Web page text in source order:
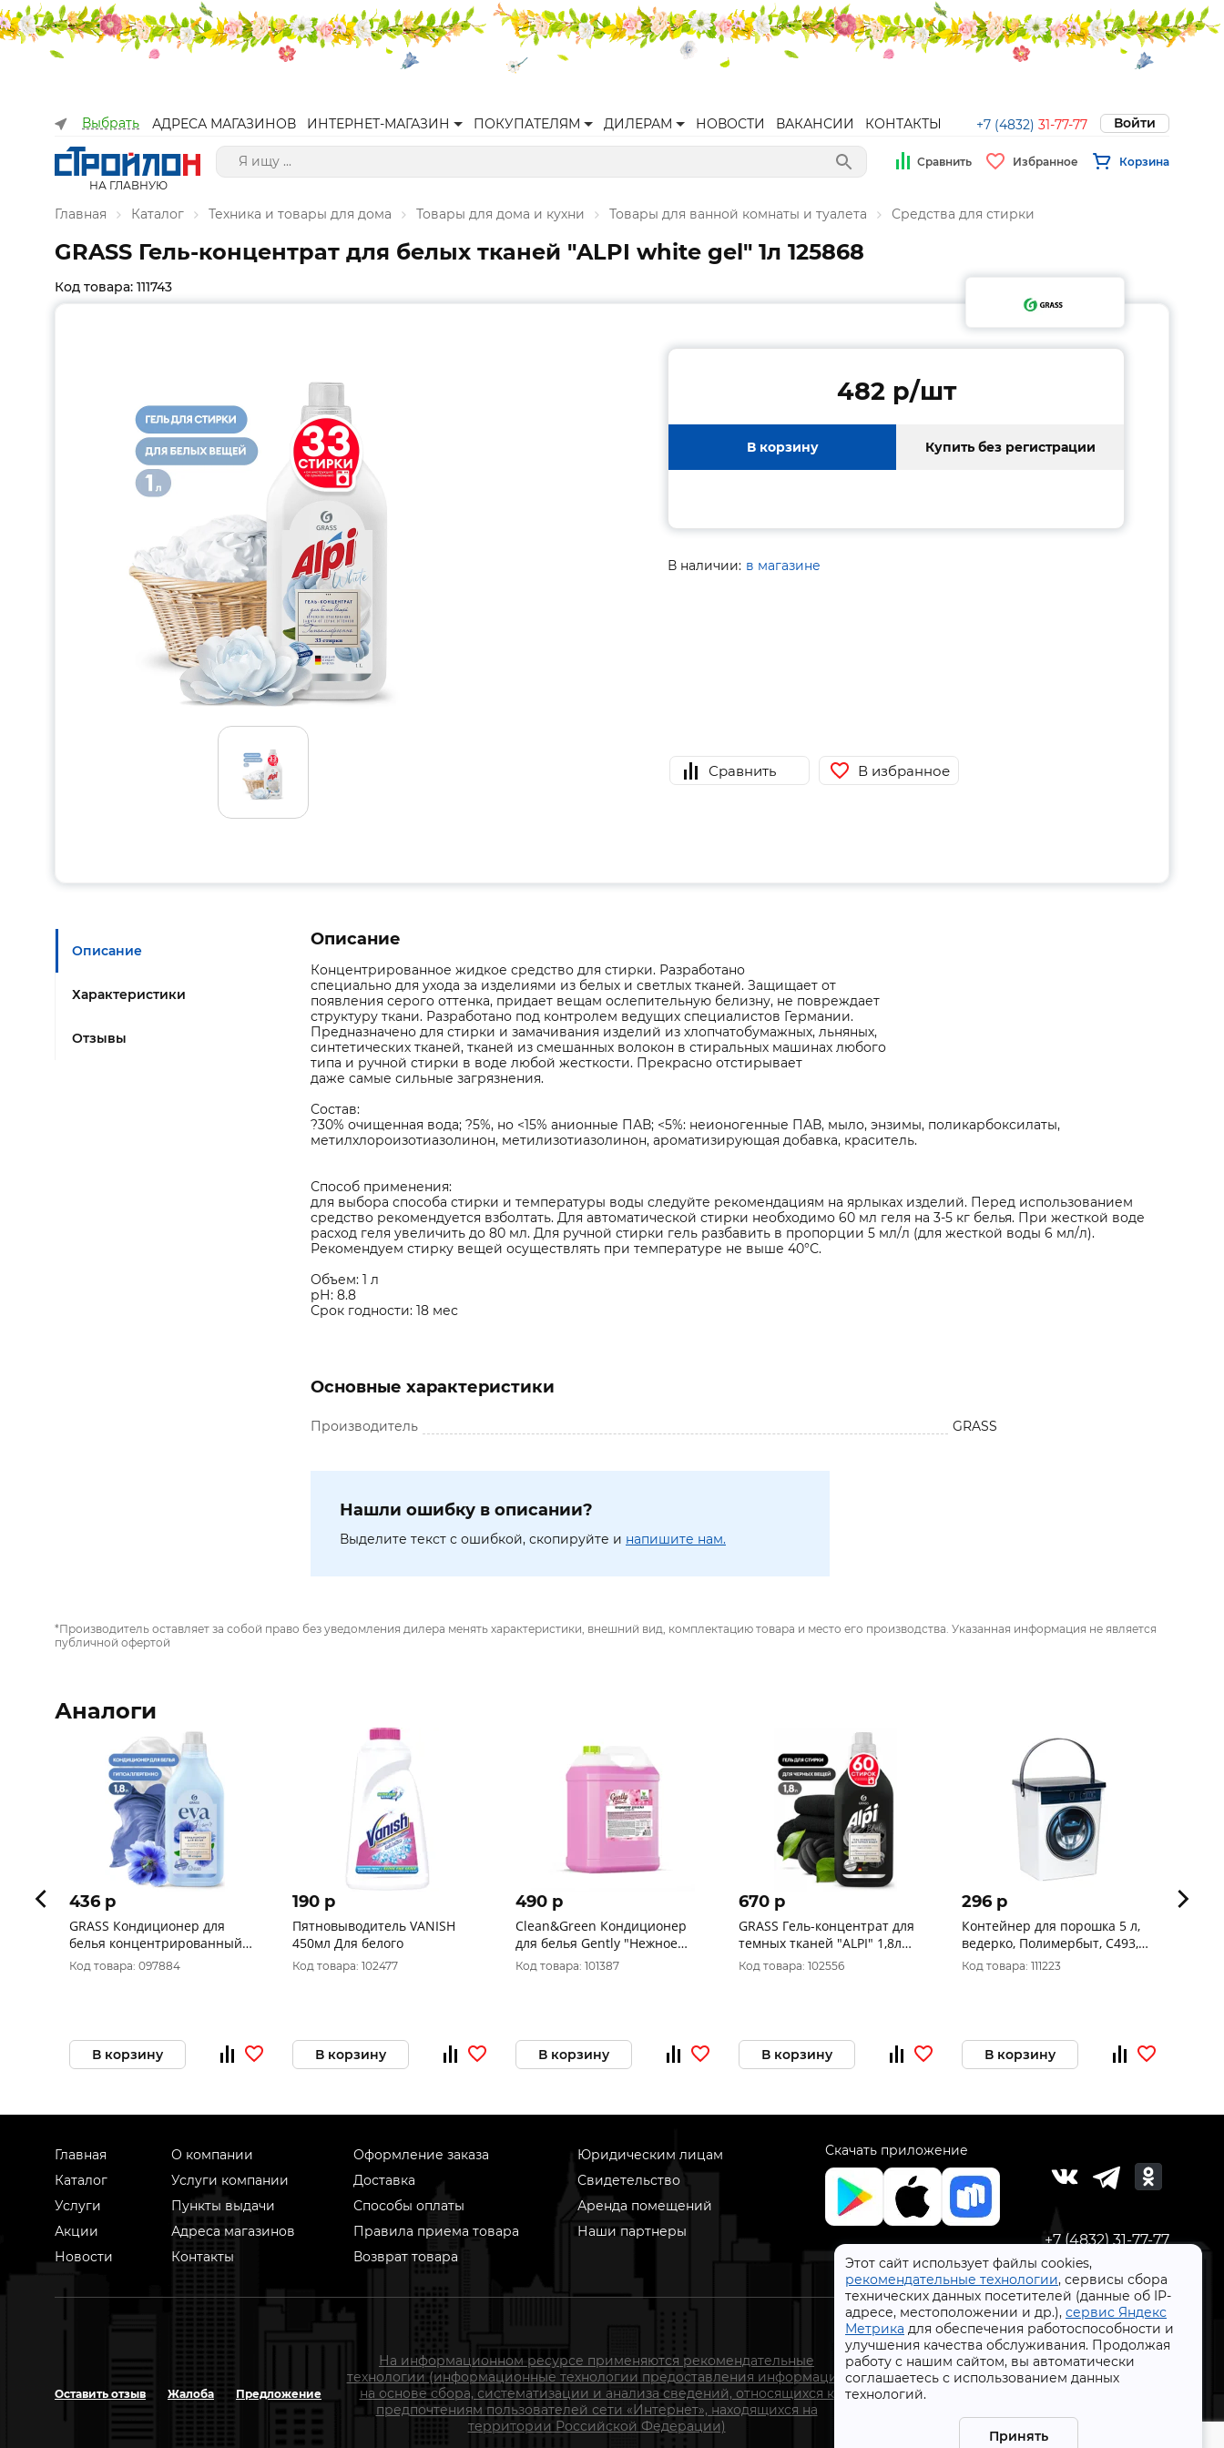
Выбрать АДРЕСА МАГАЗИНОВ ИНТЕРНЕТ-МАГАЗИН ПОКУПАТЕЛЯМ ДИЛЕРАМ НОВОСТИ ВАКАНСИИ КОНТАКТЫ +7 (4832) 31-77-77 Войти
НА ГЛАВНУЮ
Сравнить Избранное Корзина
Главная Каталог Техника и товары для дома Товары для дома и кухни Товары для ванной комнаты и туалета Средства для стирки
Этот сайт использует файлы cookies,
рекомендательные технологии, сервисы сбора
технических данных посетителей (данные об IP-
адресе, местоположении и др.), сервис Яндекс
Метрика для обеспечения работоспособности и
улучшения качества обслуживания. Продолжая
работу с нашим сайтом, вы автоматически
соглашаетесь с использованием данных
технологий.
Принять
GRASS Гель-концентрат для белых тканей "ALPI white gel" 1л 125868
Код товара: 111743
482 p/шт
В корзину Купить без регистрации
В наличии: в магазине
Сравнить В избранное
Описание
Характеристики
Отзывы
Описание
Концентрированное жидкое средство для стирки. Разработано
специально для ухода за изделиями из белых и светлых тканей. Защищает от
появления серого оттенка, придает вещам ослепительную белизну, не повреждает
структуру ткани. Разработано под контролем ведущих специалистов Германии.
Предназначено для стирки и замачивания изделий из хлопчатобумажных, льняных,
синтетических тканей, тканей из смешанных волокон в стиральных машинах любого
типа и ручной стирки в воде любой жесткости. Прекрасно отстирывает
даже самые сильные загрязнения.
Состав:
?30% очищенная вода; ?5%, но <15% анионные ПАВ; <5%: неионогенные ПАВ, мыло, энзимы, поликарбоксилаты,
метилхлороизотиазолинон, метилизотиазолинон, ароматизирующая добавка, краситель.
Способ применения:
для выбора способа стирки и температуры воды следуйте рекомендациям на ярлыках изделий. Перед использованием
средство рекомендуется взболтать. Для автоматической стирки необходимо 60 мл геля на 3-5 кг белья. При жесткой воде
расход геля увеличить до 80 мл. Для ручной стирки гель разбавить в пропорции 5 мл/л (для жесткой воды 6 мл/л).
Рекомендуем стирку вещей осуществлять при температуре не выше 40°С.
Объем: 1 л
рН: 8.8
Срок годности: 18 мес
Основные характеристики
Производитель GRASS
Нашли ошибку в описании?
Выделите текст с ошибкой, скопируйте и напишите нам.
*Производитель оставляет за собой право без уведомления дилера менять характеристики, внешний вид, комплектацию товара и место его производства. Указанная информация не является
публичной офертой
Аналоги
436 p
GRASS Кондиционер для
белья концентрированный
"EVA" flower 1,8л 125736
Код товара: 097884
В корзину
190 p
Пятновыводитель VANISH
450мл Для белого
Код товара: 102477
В корзину
490 p
Clean&Green Кондиционер
для белья Gently "Нежное
прикосновение" (розовый), 5
л. CG8166 (РОССИЯ)
Код товара: 101387
В корзину
670 p
GRASS Гель-концентрат для
темных тканей "ALPI" 1,8л
125747
Код товара: 102556
В корзину
296 p
Контейнер для порошка 5 л,
ведерко, Полимербыт, С493,
4349300
Код товара: 111223
В корзину
360
Главная
Каталог
Услуги
Акции
Новости
О компании
Услуги компании
Пункты выдачи
Адреса магазинов
Контакты
Оформление заказа
Доставка
Способы оплаты
Правила приема товара
Возврат товара
Юридическим лицам
Свидетельство
Аренда помещений
Наши партнеры
Скачать приложение
+7 (4832) 31-77-77
Оставить отзыв Жалоба Предложение
На информационном ресурсе применяются рекомендательные
технологии (информационные технологии предоставления информации
на основе сбора, систематизации и анализа сведений, относящихся к
предпочтениям пользователей сети «Интернет», находящихся на
территории Российской Федерации)
СтройлоН 1998-2026 г.
Публичная оферта
Обработка персональных данных
Политика конфиденциальности сервисов Яндекс